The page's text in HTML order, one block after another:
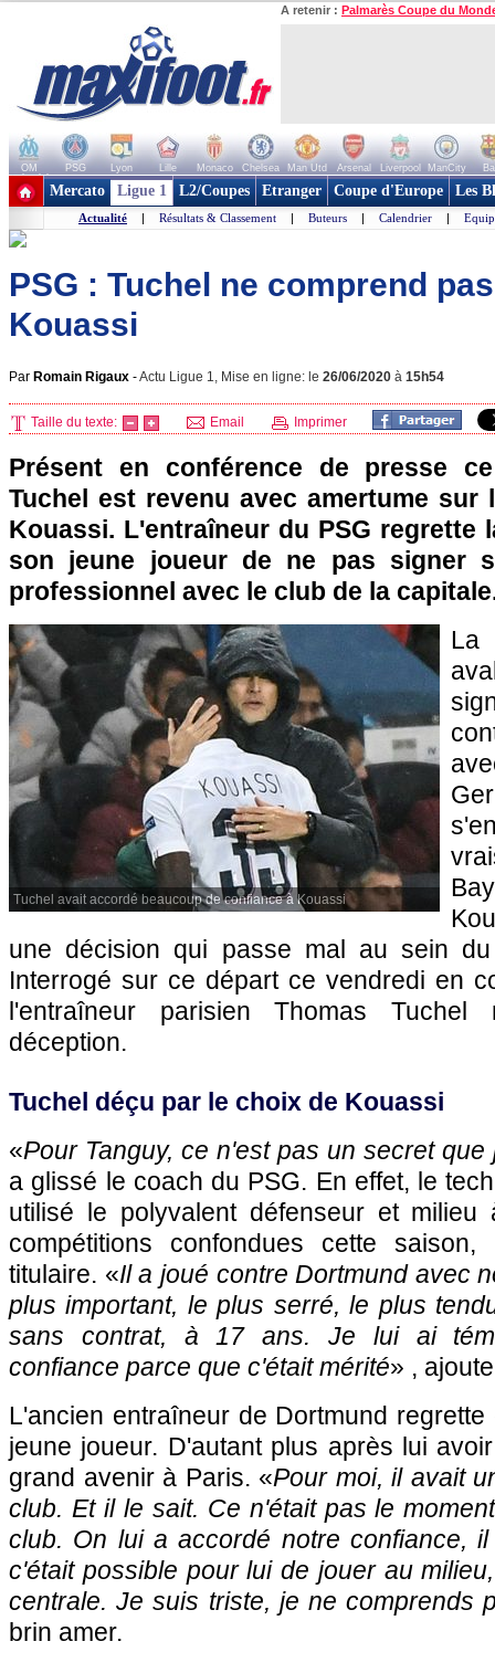
A retenir : Palmarès Coupe du
OM PSG Lyon Lille Monaco Chelsea Man Utd Arsenal Liverpool ManCity
+ de clubs
Mercato Ligue 1 L2/Coupes Etranger Coupe d'Europe Les
Actualité | Résultats & Classement | Buteurs | Calendrier |
PSG : Tuchel ne comprend
Kouassi
Par Romain Rigaux -Actu Ligue 1, Mise en ligne: le 26/06/2020 à 15h54
Taille du texte: Email Imprimer
Présent en conférence de presse
Tuchel est revenu avec amertume sur
Kouassi. L'entraîneur du PSG regrette
son jeune joueur de ne pas signer
professionnel avec le club de la
Tuchel avait accordé beaucoup de confiance à Kouassi
La
une décision qui passe mal au sein
Interrogé sur ce départ ce vendredi en
l'entraîneur parisien Thomas
déception.
Tuchel déçu par le choix de Kouassi
«Pour Tanguy, ce n'est pas un secret
a glissé le coach du PSG. En effet, le
utilisé le polyvalent défenseur et
compétitions confondues cette
titulaire. «Il a joué contre Dortmund avec
plus important, le plus serré, le plus
sans contrat, à 17 ans. Je lui ai
confiance parce que c'était mérité» ,
L'ancien entraîneur de Dortmund
jeune joueur. D'autant plus après lui
grand avenir à Paris. «Pour moi, il avait
club. Et il le sait. Ce n'était pas le
club. On lui a accordé notre confiance,
c'était possible pour lui de jouer au
centrale. Je suis triste, je ne comprends
brin amer.